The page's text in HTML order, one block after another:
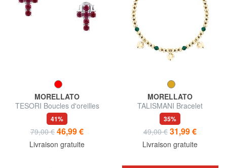
MORELLATO
TESORI Boucles d'oreilles
41%
79,00 € 46,99 €
Livraison gratuite
MORELLATO
TALISMANI Bracelet
35%
49,00 € 31,99 €
Livraison gratuite